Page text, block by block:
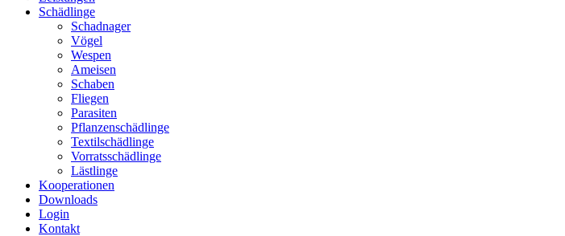
Schädlinge
Schadnager
Vögel
Wespen
Ameisen
Schaben
Fliegen
Parasiten
Pflanzenschädlinge
Textilschädlinge
Vorratsschädlinge
Lästlinge
Kooperationen
Downloads
Login
Kontakt